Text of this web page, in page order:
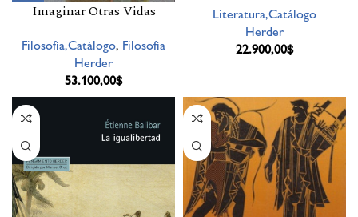
Imaginar Otras Vidas
Filosofía,Catálogo, Filosofía
Herder
53.100,00$
Literatura,Catálogo
Herder
22.900,00$